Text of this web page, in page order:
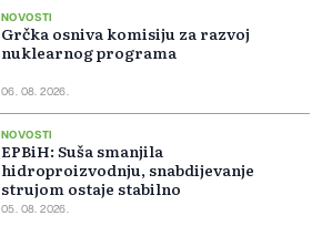
NOVOSTI
Grčka osniva komisiju za razvoj
nuklearnog programa
06. 08. 2026.
NOVOSTI
EPBiH: Suša smanjila
hidroproizvodnju, snabdijevanje
strujom ostaje stabilno
05. 08. 2026.